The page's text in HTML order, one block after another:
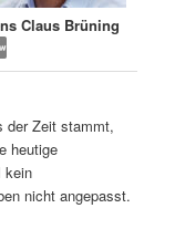
Claus Brüning
der Zeit stammt,
heutige
kein
nicht angepasst.